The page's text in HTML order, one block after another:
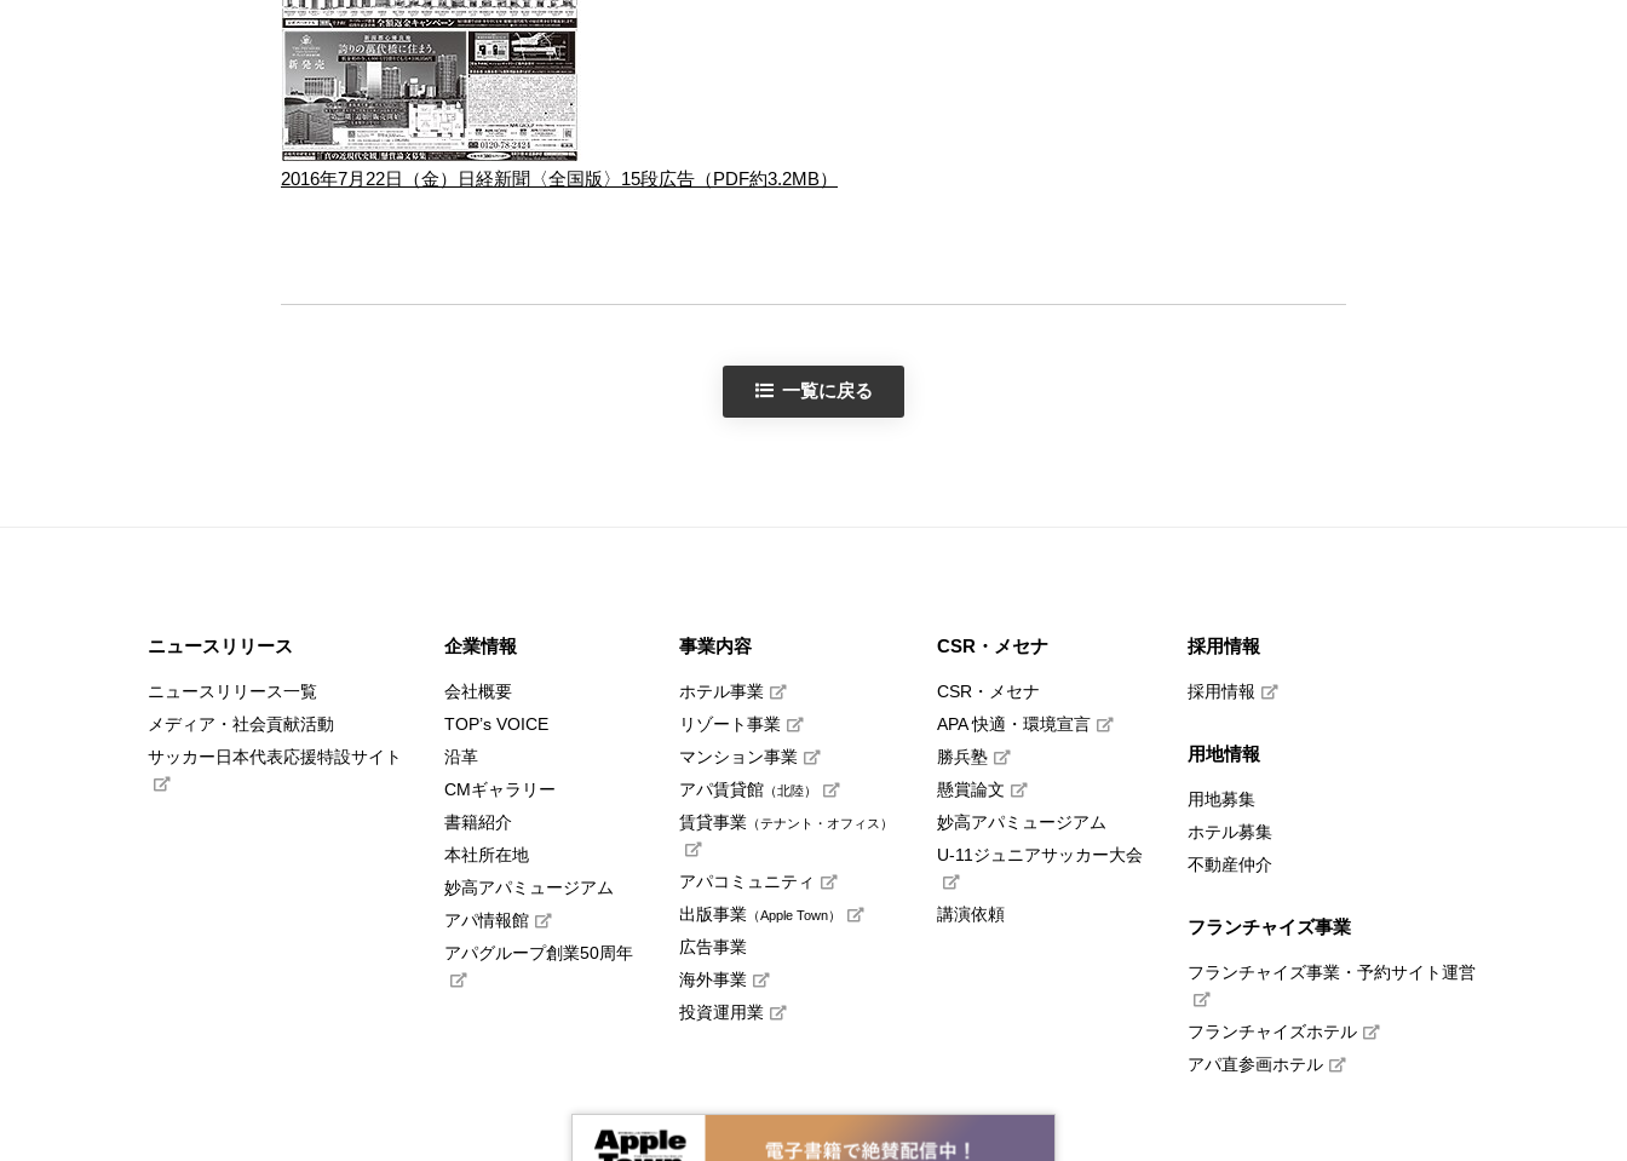
2016年7月22日（金）日経新聞〈全国版〉15段広告（PDF約3.2MB）
一覧に戻る
ニュースリリース
ニュースリリース一覧
メディア・社会貢献活動
サッカー日本代表応援特設サイト
企業情報
会社概要
TOP’s VOICE
沿革
CMギャラリー
書籍紹介
本社所在地
妙高アパミュージアム
アパ情報館
アパグループ創業50周年
事業内容
ホテル事業
リゾート事業
マンション事業
アパ賃貸館（北陸）
賃貸事業（テナント・オフィス）
アパコミュニティ
出版事業（Apple Town）
広告事業
海外事業
投資運用業
CSR・メセナ
CSR・メセナ
APA 快適・環境宣言
勝兵塾
懸賞論文
妙高アパミュージアム
U-11ジュニアサッカー大会
講演依頼
採用情報
採用情報
用地情報
用地募集
ホテル募集
不動産仲介
フランチャイズ事業
フランチャイズ事業・予約サイト運営
フランチャイズホテル
アパ直参画ホテル